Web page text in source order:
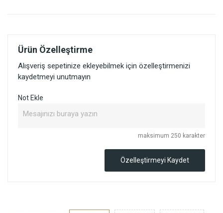
Ürün Özelleştirme
Alışveriş sepetinize ekleyebilmek için özelleştirmenizi
kaydetmeyi unutmayın
Not Ekle
maksimum 250 karakter
Özelleştirmeyi Kaydet